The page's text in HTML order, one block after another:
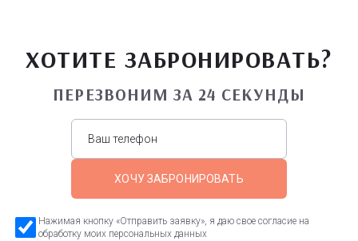
ХОТИТЕ ЗАБРОНИРОВАТЬ?
ПЕРЕЗВОНИМ ЗА 24 СЕКУНДЫ
ХОЧУ ЗАБРОНИРОВАТЬ
Нажимая кнопку «Отправить заявку», я даю свое согласие на
обработку моих персональных данных